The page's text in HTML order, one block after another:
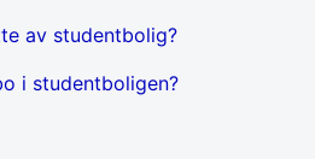
av studentbolig?
i studentboligen?